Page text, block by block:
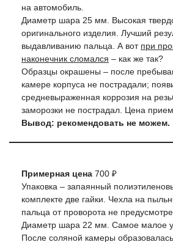
на автомобиль.
Диаметр шара 25 мм. Высокая
оригинального изделия. Лучший
выдавливанию пальца. А вот при
наконечник сломался – как же так?
Образцы окрашены – после
камере корпуса не пострадали;
средневыраженная коррозия на
заморозки не пострадал. Цена
Вывод: рекомендовать не можем.
Примерная цена 700 ₽
Упаковка – запаянный
комплекте две гайки. Чехла на
пальца от проворота не
Диаметр шара 22 мм. Самое малое
После соляной камеры